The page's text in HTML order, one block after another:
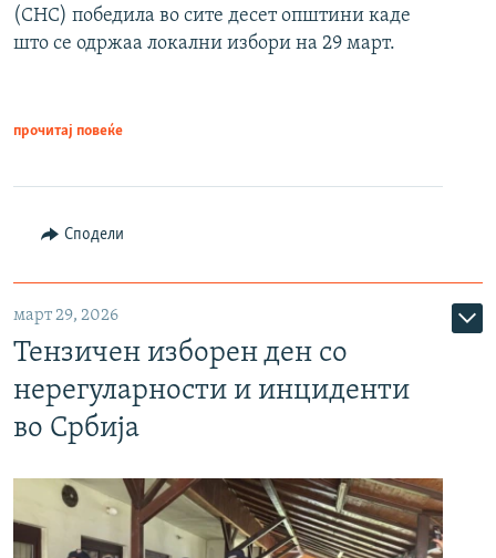
(СНС) победила во сите десет општини каде
што се одржаа локални избори на 29 март.
прочитај повеќе
Сподели
март 29, 2026
Тензичен изборен ден со
нерегуларности и инциденти
во Србија